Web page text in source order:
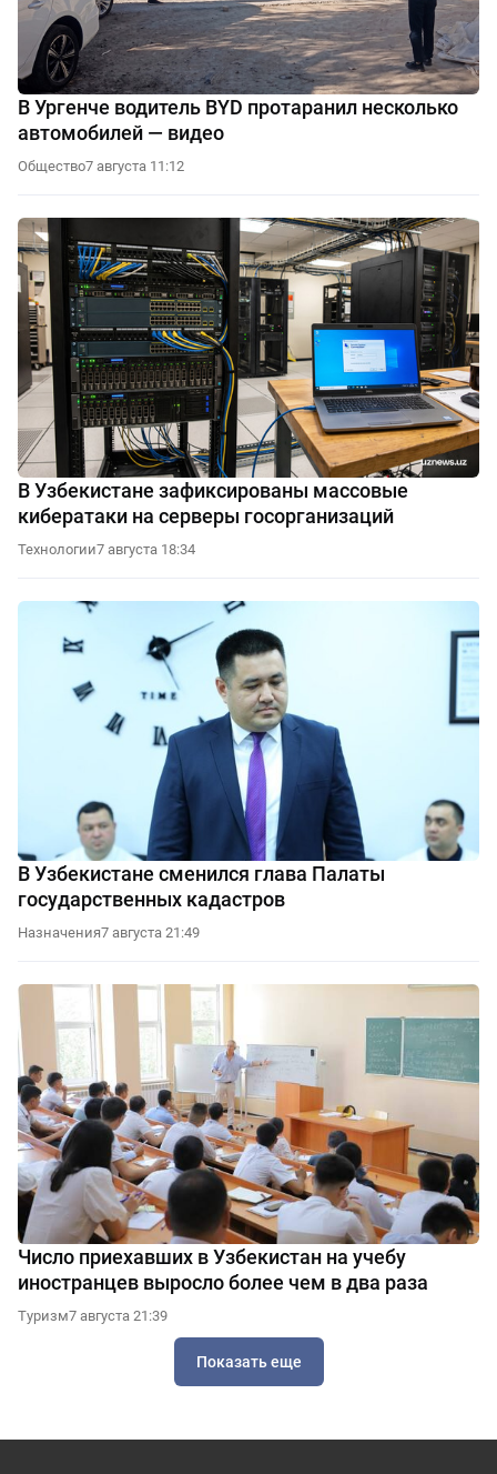
В Ургенче водитель BYD протаранил несколько
автомобилей — видео
Общество7 августа 11:12
В Узбекистане зафиксированы массовые
кибератаки на серверы госорганизаций
Технологии7 августа 18:34
В Узбекистане сменился глава Палаты
государственных кадастров
Назначения7 августа 21:49
Число приехавших в Узбекистан на учебу
иностранцев выросло более чем в два раза
Туризм7 августа 21:39
Показать еще